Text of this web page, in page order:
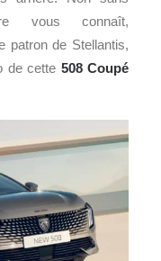
vous connaît,
patron de Stellantis,
de cette 508 Coupé